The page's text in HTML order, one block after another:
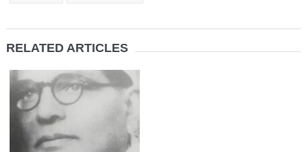
RELATED ARTICLES